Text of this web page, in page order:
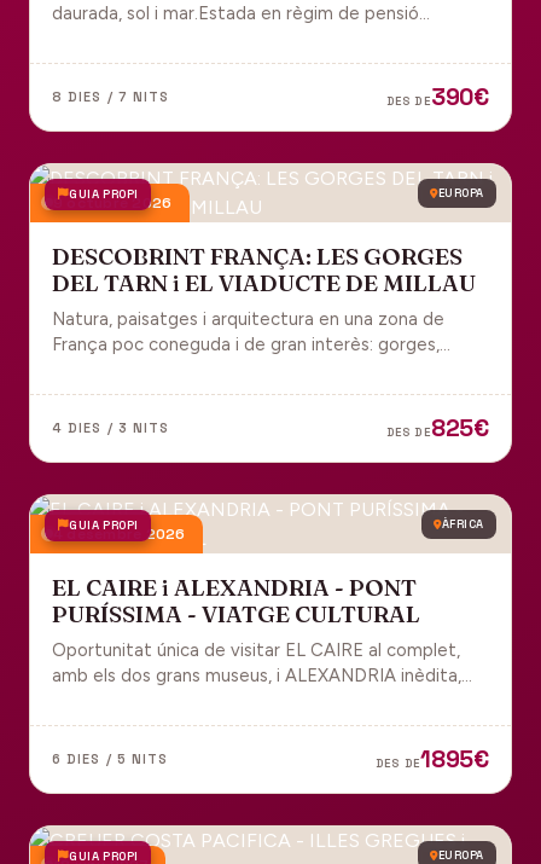
daurada, sol i mar.Estada en règim de pensió
8 DIES / 7 NITS DES DE390€
GUIA PROPI EUROPA
9 octubre 2026
DESCOBRINT FRANÇA: LES GORGES
DEL TARN i EL VIADUCTE DE MILLAU
Natura, paisatges i arquitectura en una zona de
França poc coneguda i de gran interès: gorges,
de Millau.
4 DIES / 3 NITS DES DE825€
GUIA PROPI ÀFRICA
4 desembre 2026
EL CAIRE i ALEXANDRIA - PONT
PURÍSSIMA - VIATGE CULTURAL
Oportunitat única de visitar EL CAIRE al complet,
amb els dos grans museus, i ALEXANDRIA inèdita,
6 DIES / 5 NITS DES DE1895€
GUIA PROPI EUROPA